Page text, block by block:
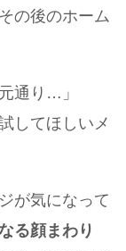
の後のホーム
通り…」
してほしいメ
が気になって
る顔まわり